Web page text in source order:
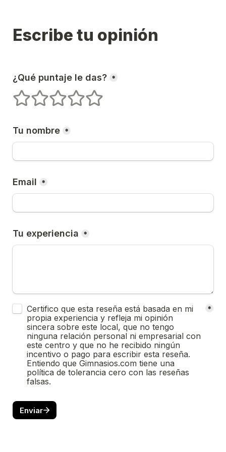
Escribe tu opinión
¿Qué puntaje le das? *
1 estrellas2 estrellas
3 estrellas
4 estrellas5 estrellas
Tu nombre *
Email *
Tu experiencia *
Untitled checkboxes field
Certifico que esta reseña está basada en mi
propia experiencia y refleja mi opinión
sincera sobre este local, que no tengo
ninguna relación personal ni empresarial con
este centro y que no he recibido ningún
incentivo o pago para escribir esta reseña.
Entiendo que Gimnasios.com tiene una
política de tolerancia cero con las reseñas
falsas.
*
Enviar